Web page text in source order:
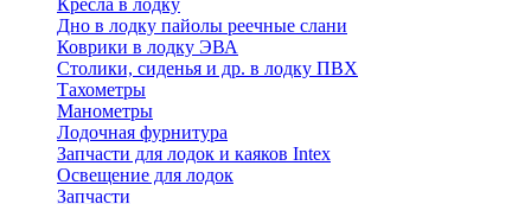
Кресла в лодку
Дно в лодку пайолы реечные слани
Коврики в лодку ЭВА
Столики, сиденья и др. в лодку ПВХ
Тахометры
Манометры
Лодочная фурнитура
Запчасти для лодок и каяков Intex
Освещение для лодок
Запчасти